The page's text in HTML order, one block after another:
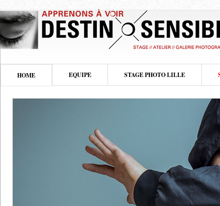
HOME EQUIPE STAGE PHOTO LILLE